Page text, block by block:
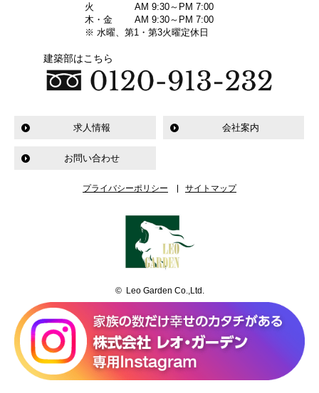
火
AM 9:30～PM 7:00
木・金
AM 9:30～PM 7:00
※ 水曜、第1・第3火曜定休日
建築部はこちら
求人情報 会社案内
お問い合わせ
プライバシーポリシー サイトマップ
© Leo Garden Co.,Ltd.